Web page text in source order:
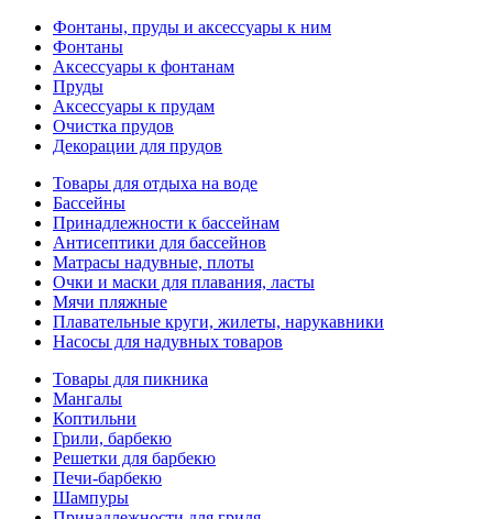
Фонтаны, пруды и аксессуары к ним
Фонтаны
Аксессуары к фонтанам
Пруды
Аксессуары к прудам
Очистка прудов
Декорации для прудов
Товары для отдыха на воде
Бассейны
Принадлежности к бассейнам
Антисептики для бассейнов
Матраcы надувные, плоты
Очки и маски для плавания, ласты
Мячи пляжные
Плавательные круги, жилеты, нарукавники
Насосы для надувных товаров
Товары для пикника
Мангалы
Коптильни
Грили, барбекю
Решетки для барбекю
Печи-барбекю
Шампуры